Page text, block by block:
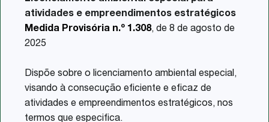
atividades e empreendimentos estratégicos
Medida Provisória n.º 1.308, de 8 de agosto de
2025
Dispõe sobre o licenciamento ambiental especial,
visando à consecução eficiente e eficaz de
atividades e empreendimentos estratégicos, nos
termos que especifica.